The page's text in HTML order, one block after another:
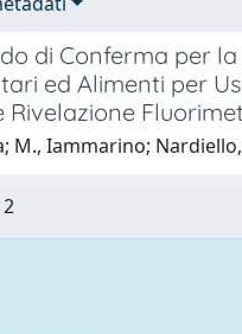
di Conferma per la
ed Alimenti per
Rivelazione
M., Iammarino;